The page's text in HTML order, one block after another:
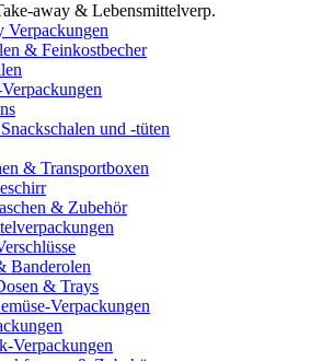
away & Lebensmittelverp.
Verpackungen
& Feinkostbecher
und -tüten
& Transportboxen
& Zubehör
Banderolen
& Trays
Verpackungen
Verpackungen